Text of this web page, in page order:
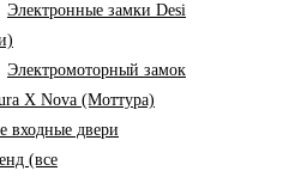
Электронные замки Desi
Электромоторный замок
X Nova (Моттура)
входные двери
(все